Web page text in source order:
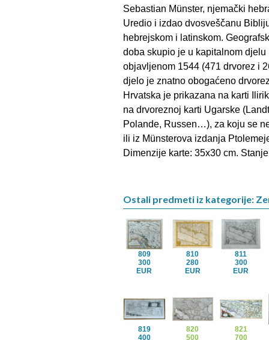
Sebastian Münster, njemački
Uredio i izdao dvosveščanu
hebrejskom i latinskom.
doba skupio je u kapitalnom
objavljenom 1544 (471 drvorez i
djelo je znatno obogaćeno
Hrvatska je prikazana na karti
na drvoreznoj karti Ugarske
Polande, Russen…), za koju se
ili iz Münsterova izdanja
Dimenzije karte: 35x30 cm.
Ostali predmeti iz kategorije:
809
300
EUR
810
280
EUR
811
300
EUR
819
400
820
500
821
700